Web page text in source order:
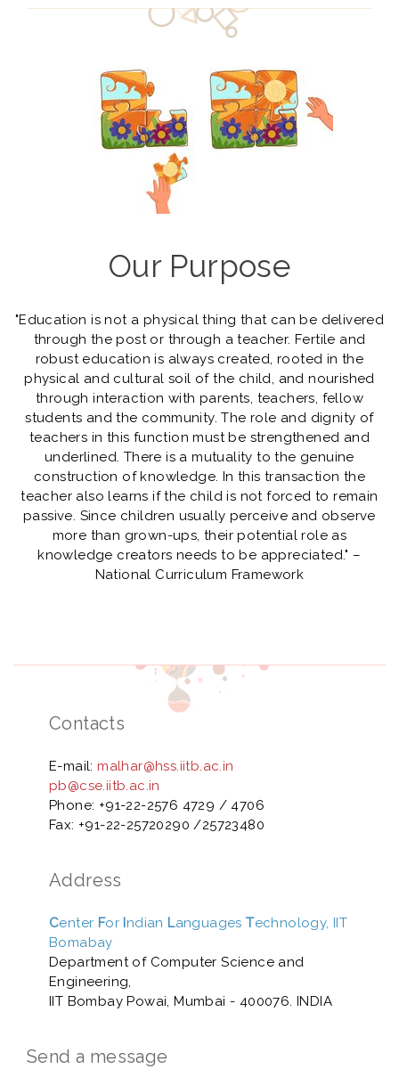
Our Purpose
"Education is not a physical thing that can be delivered
through the post or through a teacher. Fertile and
robust education is always created, rooted in the
physical and cultural soil of the child, and nourished
through interaction with parents, teachers, fellow
students and the community. The role and dignity of
teachers in this function must be strengthened and
underlined. There is a mutuality to the genuine
construction of knowledge. In this transaction the
teacher also learns if the child is not forced to remain
passive. Since children usually perceive and observe
more than grown-ups, their potential role as
knowledge creators needs to be appreciated." –
National Curriculum Framework
Contacts
E-mail: malhar@hss.iitb.ac.in
pb@cse.iitb.ac.in
Phone: +91-22-2576 4729 / 4706
Fax: +91-22-25720290 /25723480
Address
Center For Indian LanguagesTechnology, IIT
Bomabay
Department of Computer Science and
Engineering,
IIT Bombay Powai, Mumbai - 400076. INDIA
Send a message